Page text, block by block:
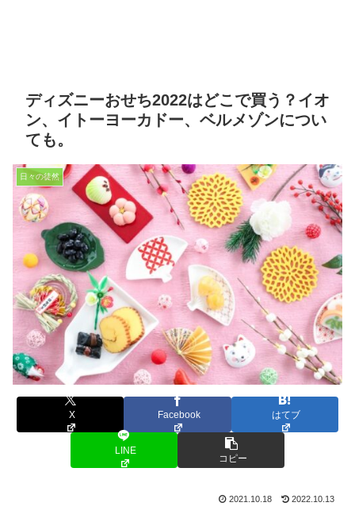
ディズニーおせち2022はどこで買う？イオ
ン、イトーヨーカドー、ベルメゾンについ
ても。
日々の徒然
X Facebook はてブ
LINE
コピー
2021.10.18 2022.10.13